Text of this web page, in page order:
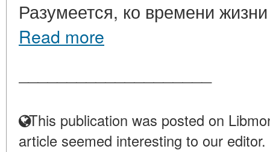
Разумеется, ко времени
Read more
This publication was posted on
article seemed interesting to our editor.